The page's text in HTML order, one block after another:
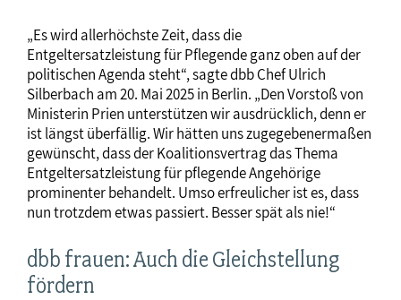
„Es wird allerhöchste Zeit, dass die
Entgeltersatzleistung für Pflegende ganz oben auf der
politischen Agenda steht“, sagte dbb Chef Ulrich
Silberbach am 20. Mai 2025 in Berlin. „Den Vorstoß von
Ministerin Prien unterstützen wir ausdrücklich, denn er
ist längst überfällig. Wir hätten uns zugegebenermaßen
gewünscht, dass der Koalitionsvertrag das Thema
Entgeltersatzleistung für pflegende Angehörige
prominenter behandelt. Umso erfreulicher ist es, dass
nun trotzdem etwas passiert. Besser spät als nie!“
dbb frauen: Auch die Gleichstellung
fördern